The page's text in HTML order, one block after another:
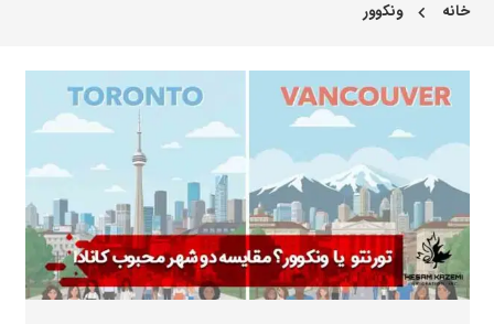
خانه chevron_left ونکوور